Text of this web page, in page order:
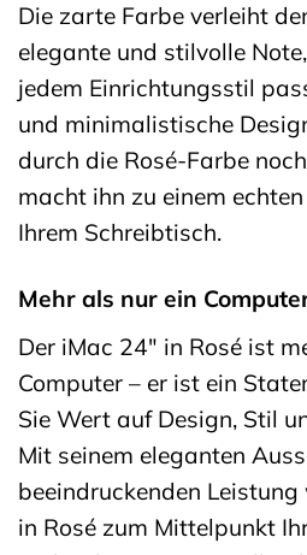
Die zarte Farbe verleiht
elegante und stilvolle
jedem Einrichtungsstil
und minimalistische
durch die Rosé-Farbe
macht ihn zu einem
Ihrem Schreibtisch.
Mehr als nur ein
Der iMac 24″ in Rosé ist
Computer – er ist ein
Sie Wert auf Design, Stil
Mit seinem eleganten
beeindruckenden
in Rosé zum Mittelpunkt